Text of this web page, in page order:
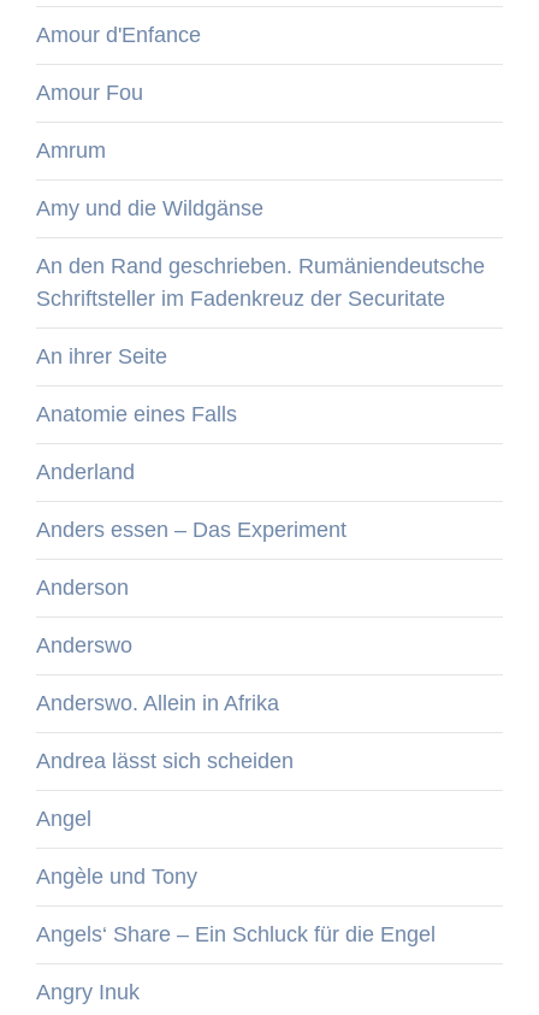
Amour d'Enfance
Amour Fou
Amrum
Amy und die Wildgänse
An den Rand geschrieben. Rumäniendeutsche
Schriftsteller im Fadenkreuz der Securitate
An ihrer Seite
Anatomie eines Falls
Anderland
Anders essen – Das Experiment
Anderson
Anderswo
Anderswo. Allein in Afrika
Andrea lässt sich scheiden
Angel
Angèle und Tony
Angels‘ Share – Ein Schluck für die Engel
Angry Inuk